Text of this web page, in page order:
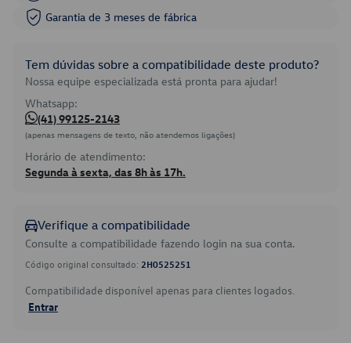
Garantia de 3 meses de fábrica
Tem dúvidas sobre a compatibilidade deste produto?
Nossa equipe especializada está pronta para ajudar!
Whatsapp:
(41) 99125-2143
(apenas mensagens de texto, não atendemos ligações)
Horário de atendimento:
Segunda à sexta, das 8h às 17h.
Verifique a compatibilidade
Consulte a compatibilidade fazendo login na sua conta.
Código original consultado: 2H0525251
Compatibilidade disponível apenas para clientes logados.
Entrar